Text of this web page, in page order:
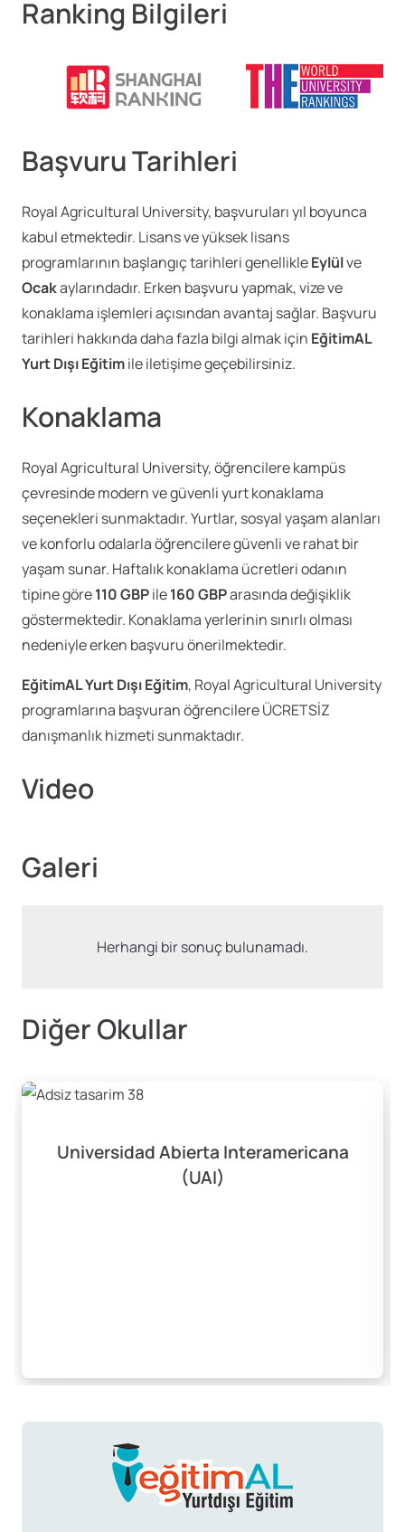
Ranking Bilgileri
Başvuru Tarihleri
Royal Agricultural University, başvuruları yıl boyunca
kabul etmektedir. Lisans ve yüksek lisans
programlarının başlangıç tarihleri genellikleEylülve
Ocakaylarındadır. Erken başvuru yapmak, vize ve
konaklama işlemleri açısından avantaj sağlar. Başvuru
tarihleri hakkında daha fazla bilgi almak için EğitimAL
Yurt Dışı Eğitimile iletişime geçebilirsiniz.
Konaklama
Royal Agricultural University, öğrencilere kampüs
çevresinde modern ve güvenli yurt konaklama
seçenekleri sunmaktadır. Yurtlar, sosyal yaşam alanları
ve konforlu odalarla öğrencilere güvenli ve rahat bir
yaşam sunar. Haftalık konaklama ücretleri odanın
tipine göre110 GBPile160 GBParasında değişiklik
göstermektedir. Konaklama yerlerinin sınırlı olması
nedeniyle erken başvuru önerilmektedir.
EğitimAL Yurt Dışı Eğitim, Royal Agricultural University
programlarına başvuran öğrencilere ÜCRETSİZ
danışmanlık hizmeti sunmaktadır.
Video
Galeri
Herhangi bir sonuç bulunamadı.
Diğer Okullar
Universidad Abierta Interamericana
(UAI)